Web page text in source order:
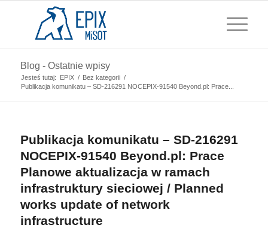
Blog - Ostatnie wpisy
Jesteś tutaj: EPIX / Bez kategorii /
Publikacja komunikatu – SD-216291 NOCEPIX-91540 Beyond.pl: Prace...
Publikacja komunikatu – SD-216291
NOCEPIX-91540 Beyond.pl: Prace
Planowe aktualizacja w ramach
infrastruktury sieciowej / Planned
works update of network
infrastructure